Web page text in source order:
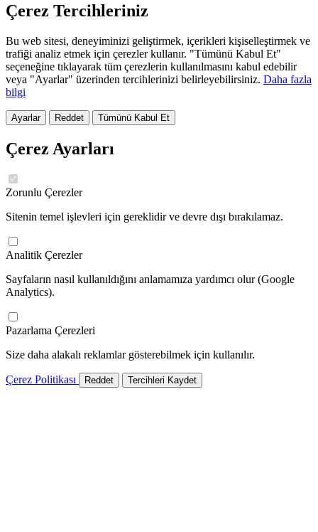
Çerez Tercihleriniz
Bu web sitesi, deneyiminizi geliştirmek, içerikleri kişiselleştirmek ve
trafiği analiz etmek için çerezler kullanır. "Tümünü Kabul Et"
seçeneğine tıklayarak tüm çerezlerin kullanılmasını kabul edebilir
veya "Ayarlar" üzerinden tercihlerinizi belirleyebilirsiniz. Daha fazla
bilgi
Ayarlar Reddet Tümünü Kabul Et
Çerez Ayarları
Zorunlu Çerezler
Sitenin temel işlevleri için gereklidir ve devre dışı bırakılamaz.
Analitik Çerezler
Sayfaların nasıl kullanıldığını anlamamıza yardımcı olur (Google
Analytics).
Pazarlama Çerezleri
Size daha alakalı reklamlar gösterebilmek için kullanılır.
Çerez Politikası Reddet Tercihleri Kaydet